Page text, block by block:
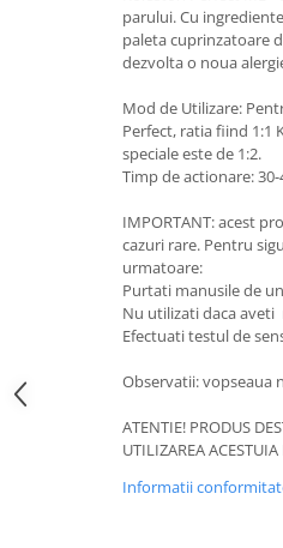
parului. Cu
paleta cuprinzatoare
dezvolta o noua
Mod de Utilizare:
Perfect, ratia fiind 1:1
speciale este de 1:2.
Timp de actionare:
IMPORTANT: acest
cazuri rare. Pentru
urmatoare:
Purtati manusile de
Nu utilizati daca aveti
Efectuati testul de
Observatii: vopseaua
ATENTIE! PRODUS
UTILIZAREA
Informatii